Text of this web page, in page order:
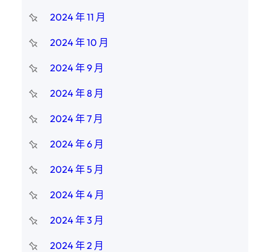
2024 年 11 月
2024 年 10 月
2024 年 9 月
2024 年 8 月
2024 年 7 月
2024 年 6 月
2024 年 5 月
2024 年 4 月
2024 年 3 月
2024 年 2 月